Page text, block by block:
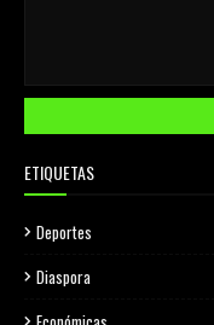
ETIQUETAS
Deportes
Diaspora